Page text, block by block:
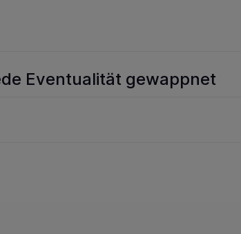
Eventualität gewappnet